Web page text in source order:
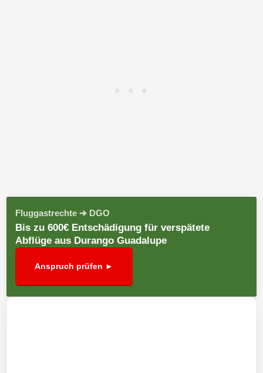
Fluggastrechte ➔ DGO
Bis zu 600€ Entschädigung für verspätete
Abflüge aus Durango Guadalupe
Anspruch prüfen ►